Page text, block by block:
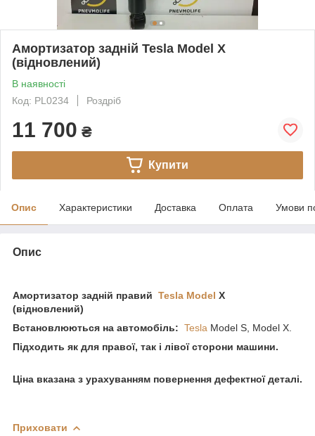
Амортизатор задній Tesla Model X
(відновлений)
В наявності
Код: PL0234
Роздріб
11 700 ₴
Купити
Опис Характеристики Доставка Оплата Умови
Опис
Амортизатор задній правий Tesla Model X
(відновлений)
Встановлюються на автомобіль: Tesla Model S, Model X.
Підходить як для правої, так і лівої сторони машини.
Ціна вказана з урахуванням повернення дефектної деталі.
Приховати